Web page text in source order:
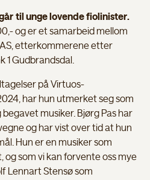
til unge lovende fiolinister.
og er et samarbeid mellom
AS, etterkommerene etter
Gudbrandsdal.
på Virtuos-
har hun utmerket seg som
musiker. Bjørg Pas har
og har vist over tid at hun
Hun er en musiker som
som vi kan forvente oss mye
Lennart Stensø som